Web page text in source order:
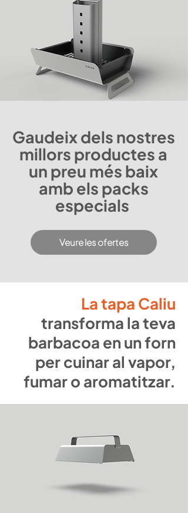
Gaudeix dels nostres
millors productes a
un preu més baix
amb els packs
especials
Veure les ofertes
La tapa Caliu
transforma la teva
barbacoa en un forn
per cuinar al vapor,
fumar o aromatitzar.